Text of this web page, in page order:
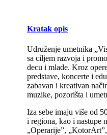
Kratak opis
Udruženje umetnika
sa ciljem razvoja i
decu i mlade. Kroz
predstave, koncerte i
zabavan i kreativan
muzike, pozorišta i
Iza sebe imaju više od
i regiona, kao i nastupe
„Operarije”,